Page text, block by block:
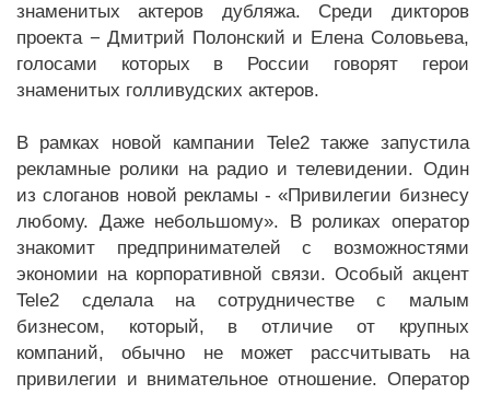
знаменитых актеров дубляжа. Среди дикторов
проекта − Дмитрий Полонский и Елена Соловьева,
голосами которых в России говорят герои
знаменитых голливудских актеров.
В рамках новой кампании Tele2 также запустила
рекламные ролики на радио и телевидении. Один
из слоганов новой рекламы - «Привилегии бизнесу
любому. Даже небольшому». В роликах оператор
знакомит предпринимателей с возможностями
экономии на корпоративной связи. Особый акцент
Tele2 сделала на сотрудничестве с малым
бизнесом, который, в отличие от крупных
компаний, обычно не может рассчитывать на
привилегии и внимательное отношение. Оператор